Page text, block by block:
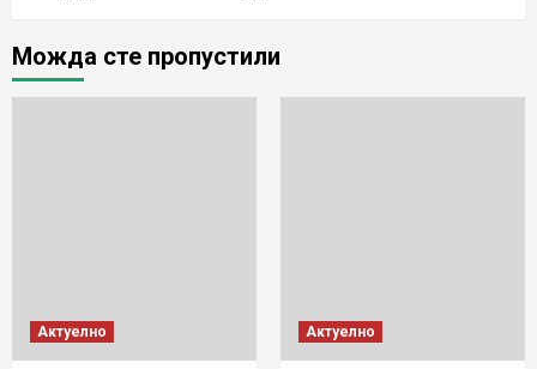
Можда сте пропустили
Актуелно Актуелно